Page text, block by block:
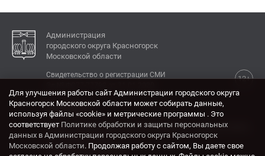
Администрация
городского округа Красногорск
Московской области
12+
Свидетельство о регистрации СМИ
КОНТАКТЫ
Адрес: 143404, Московская область, г. Красногорск,
ул. Ленина, дом 4.
Электронная почта:
Для улучшения работы сайт Администрации городского округа
Красногорск Московской области может собирать данные,
используя файлы «cookie» и метрические программы . Это
соответствует Политике обработки и защиты персональных
данных в Администрации городского округа Красногорск
Московской области. Продолжая работу с сайтом, Вы даете свое